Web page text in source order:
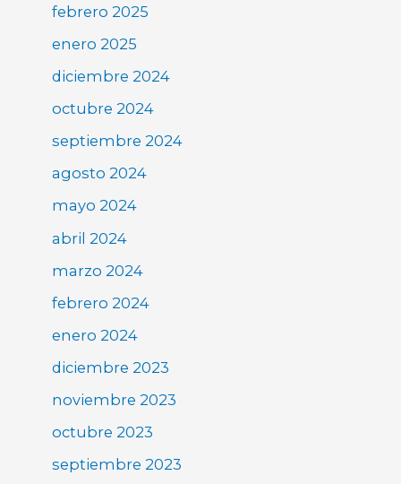
febrero 2025
enero 2025
diciembre 2024
octubre 2024
septiembre 2024
agosto 2024
mayo 2024
abril 2024
marzo 2024
febrero 2024
enero 2024
diciembre 2023
noviembre 2023
octubre 2023
septiembre 2023